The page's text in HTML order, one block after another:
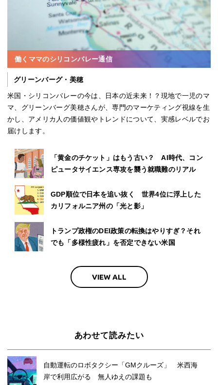
働くママのシリコンバレー通信
グリーンバーグ・美穂
米国・シリコンバレーの今は、日本の近未来！？現地で一児のマ
マ、グリーンバーグ美穂さんが、専門のマーケティング視線を生
かし、アメリカ人の価値観やトレンドについて、実感レベルでお
届けします。
「黄金のチケット」はもう古い？ AI時代、コン
ピュータサイエンス専攻を襲う就職難のリアル
GDP順位で日本を追い抜く 世界4位に浮上した
カリフォルニア州の「光と影」
トランプ政権のDEI政策の転換はやりすぎ？それ
でも「多様性疲れ」を否定できない米国
VIEW ALL
あわせて読みたい
自動運転のロボタクシー「GMクルーズ」 米西海
岸で利用広がる 無人ゆえの課題も